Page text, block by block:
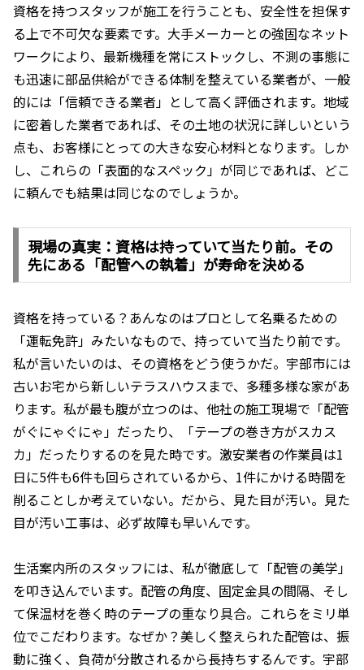
資格を持つスタッフが施工を行うことも、安全性を担保す
る上で不可欠な要素です。大手メーカーとの強固なネット
ワークにより、最新機種を常にストックし、不測の事態に
も迅速に部品供給ができる体制を整えている業者が、一般
的には「信頼できる業者」として高く評価されます。地域
に密着した業者であれば、その土地の状況に詳しいという
点も、お客様にとっての大きな安心材料となります。しか
し、これらの「表面的なスペック」が同じであれば、どこ
に頼んでも結果は同じなのでしょうか。
現場の真実：資格は持っていて当たり前。その
先にある「配管への執着」が寿命を決める
資格を持っている？あんなのはプロとして名乗るための
「運転免許」みたいなもので、持っていて当たり前です。
私が言いたいのは、その資格をどう使うかだ。宇部市には
古いお宅から新しいテラスハウスまで、多種多様な家があ
ります。私が最も腹が立つのは、他社の施工現場で「配管
がぐにゃぐにゃ」だったり、「テープの巻き方がスカス
カ」だったりするのを見た時です。激安業者の作業員は1
日に5件も6件も回らされているから、1件にかける時間を
削ることしか考えていない。だから、見た目が汚い。見た
目が汚い工事は、必ず故障も早いんです。
生活案内所のスタッフには、私が徹底して「配管の美学」
を叩き込んでいます。配管の角度、固定金具の間隔、そし
て保温材を巻く時のテープの重なり具合。これらをミリ単
位でこだわります。なぜか？美しく整えられた配管は、振
動に強く、負荷が分散されるから長持ちするんです。宇部